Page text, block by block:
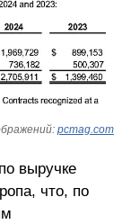
pcmag.com
выручке
что, по